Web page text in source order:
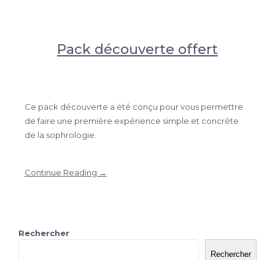
Pack découverte offert
Ce pack découverte a été conçu pour vous permettre
de faire une première expérience simple et concrète
de la sophrologie.
Continue Reading →
Rechercher
Rechercher